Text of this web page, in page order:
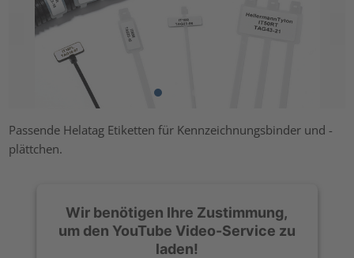
Passende Helatag Etiketten für Kennzeichnungsbinder und -
plättchen.
Wir benötigen Ihre Zustimmung,
um den YouTube Video-Service zu
laden!